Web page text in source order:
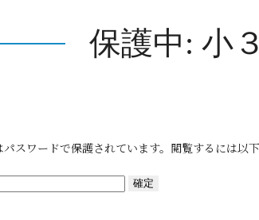
保護中: 小３
パスワードで保護されています。閲覧するには以